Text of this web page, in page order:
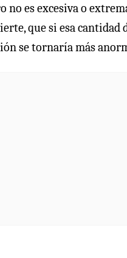
es excesiva o
que si esa
se tornaría más